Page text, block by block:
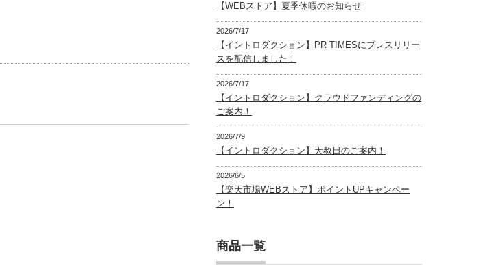
【WEBストア】夏季休暇のお知らせ
2026/7/17
【イントロダクション】PR TIMESにプレスリリー
スを配信しました！
2026/7/17
【イントロダクション】クラウドファンディングの
ご案内！
2026/7/9
【イントロダクション】天赦日のご案内！
2026/6/5
【楽天市場WEBストア】ポイントUPキャンペー
ン！
商品一覧